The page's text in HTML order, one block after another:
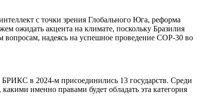
с точки зрения Глобального Юга, реформа
ожидать акцента на климате, поскольку Бразилия
вопросам, надеясь на успешное проведение COP-30 во
БРИКС в 2024-м присоединились 13 государств. Среди
именно правами будет обладать эта категория